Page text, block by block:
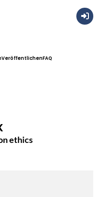
VeröffentlichenFAQ
ethics